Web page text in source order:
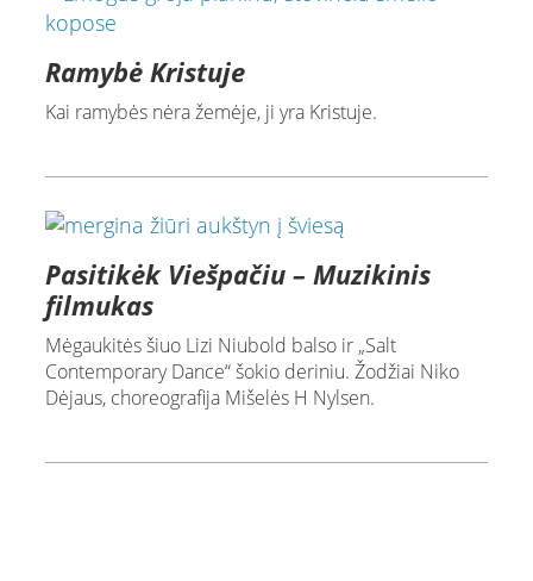
Ramybė Kristuje
Kai ramybės nėra žemėje, ji yra Kristuje.
Pasitikėk Viešpačiu – Muzikinis
filmukas
Mėgaukitės šiuo Lizi Niubold balso ir „Salt
Contemporary Dance“ šokio deriniu. Žodžiai Niko
Dėjaus, choreografija Mišelės H Nylsen.